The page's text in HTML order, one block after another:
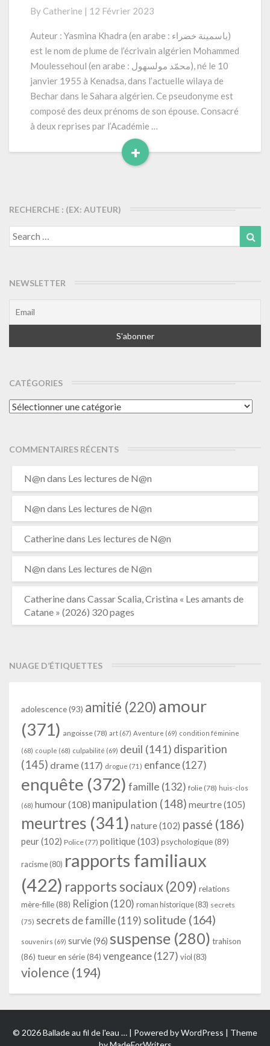
vertueux»
(RL2022)
pages
By Catherine | 12 Février 2023
Auteur : Yasmina Khadra (en arabe : ياسمينة خضراء)
est le nom de plume de l’écrivain algérien Mohammed
Moulessehoul (en arabe : محمّد مولسهول), né le 10
janvier 1955 à Kenadsa, dans l’actuelle wilaya de
Bechar dans le Sahara algérien. Ce pseudonyme est
composé des deux prénoms de son épouse. Consacré
à deux reprises par l’Académie …
+
Read
RECHERCHE : (EX: AUTEUR)
Search
for:
NEWSLETTER
CATÉGORIES
Catégories
COMMENTAIRES RÉCENTS
N@n dans Les lectures de N@n
N@n dans Les lectures de N@n
Catherinedans Les lectures de N@n
N@n dans Les lectures de N@n
Catherinedans Cassar Scalia, Cristina « Les amants de
Catane » (2026) 320 pages
NUAGE D’ÉTIQUETTES
adolescence(93) amitié (220) amour
(371) angoisse (78) art (67) Aventure (69) condition féminine
(68) couple (68) culpabilité (69) deuil (141) disparition
(145) drame (117) drogue (71) enfance(127)
enquête (372) famille (132) folie (78) huis-clos
(68) humour(108) manipulation (148) meurtre(105)
meurtres (341) nature(102) passé (186)
peur(102) Police (77) politique(103) psychologique(89)
racisme (80) rapports familiaux
(422) rapports sociaux(209) relations
mère-fille(88) Religion (120) roman historique(83) secrets
(75) secrets de famille (119) solitude (164)
souvenirs (69) survie(96) suspense (280) trahison
(86) tueur en série(84) vengeance(127) viol (83)
violence (194)
© 2026 Ballade au fil de l'eau … | Powered byWordPress | Theme